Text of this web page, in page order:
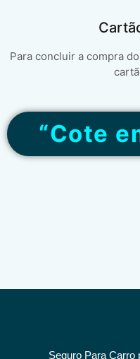
Para concluir a compra
“Cote
Seguro Para Carro